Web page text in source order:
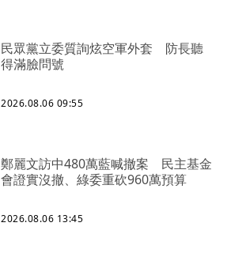
民眾黨立委質詢炫空軍外套 防長聽
得滿臉問號
2026.08.06 09:55
鄭麗文訪中480萬藍喊撤案 民主基金
會證實沒撤、綠委重砍960萬預算
2026.08.06 13:45